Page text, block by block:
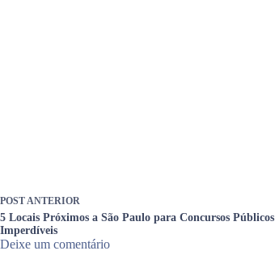
POSTANTERIOR
5 Locais Próximos a São Paulo para Concursos Públicos
Imperdíveis
Deixe um comentário